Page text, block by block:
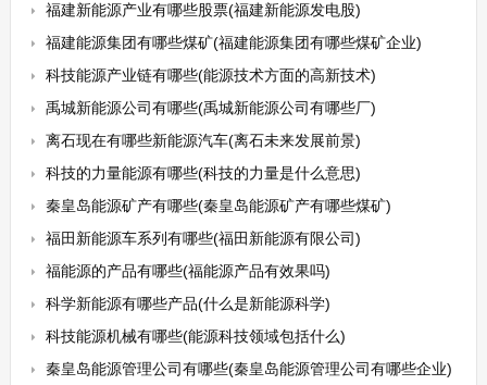
福建新能源产业有哪些股票(福建新能源发电股)
福建能源集团有哪些煤矿(福建能源集团有哪些煤矿企业)
科技能源产业链有哪些(能源技术方面的高新技术)
禹城新能源公司有哪些(禹城新能源公司有哪些厂)
离石现在有哪些新能源汽车(离石未来发展前景)
科技的力量能源有哪些(科技的力量是什么意思)
秦皇岛能源矿产有哪些(秦皇岛能源矿产有哪些煤矿)
福田新能源车系列有哪些(福田新能源有限公司)
福能源的产品有哪些(福能源产品有效果吗)
科学新能源有哪些产品(什么是新能源科学)
科技能源机械有哪些(能源科技领域包括什么)
秦皇岛能源管理公司有哪些(秦皇岛能源管理公司有哪些企业)